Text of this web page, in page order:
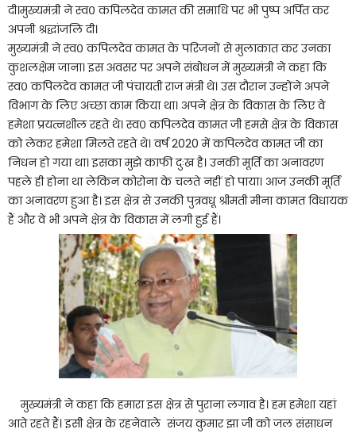
दी।मुख्यमंत्री ने स्व० कपिलदेव कामत की समाधि पर भी पुष्प अर्पित कर
अपनी श्रद्धांजलि दी।
मुख्यमंत्री ने स्व० कपिलदेव कामत के परिजनों से मुलाकात कर उनका
कुशलक्षेम जाना। इस अवसर पर अपने संबोधन में मुख्यमंत्री ने कहा कि
स्व० कपिलदेव कामत जी पंचायती राज मंत्री थे। उस दौरान उन्होंने अपने
विभाग के लिए अच्छा काम किया था। अपने क्षेत्र के विकास के लिए वे
हमेशा प्रयत्नशील रहते थे। स्व० कपिलदेव कामत जी हमसे क्षेत्र के विकास
को लेकर हमेशा मिलते रहते थे। वर्ष 2020 में कपिलदेव कामत जी का
निधन हो गया था। इसका मुझे काफी दुःख है। उनकी मूर्ति का अनावरण
पहले ही होना था लेकिन कोरोना के चलते नहीं हो पाया। आज उनकी मूर्ति
का अनावरण हुआ है। इस क्षेत्र से उनकी पुत्रवधू श्रीमती मीना कामत विधायक
हैं और वे भी अपने क्षेत्र के विकास में लगी हुई हैं।
मुख्यमंत्री ने कहा कि हमारा इस क्षेत्र से पुराना लगाव है। हम हमेशा यहां
आते रहते हैं। इसी क्षेत्र के रहनेवाले संजय कुमार झा जी को जल संसाधन